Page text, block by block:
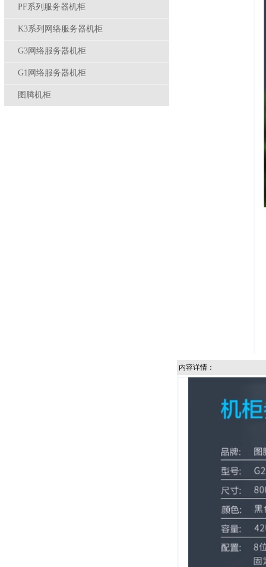
PF系列服务器机柜
K3系列网络服务器机柜
G3网络服务器机柜
G1网络服务器机柜
图腾机柜
内容详情：